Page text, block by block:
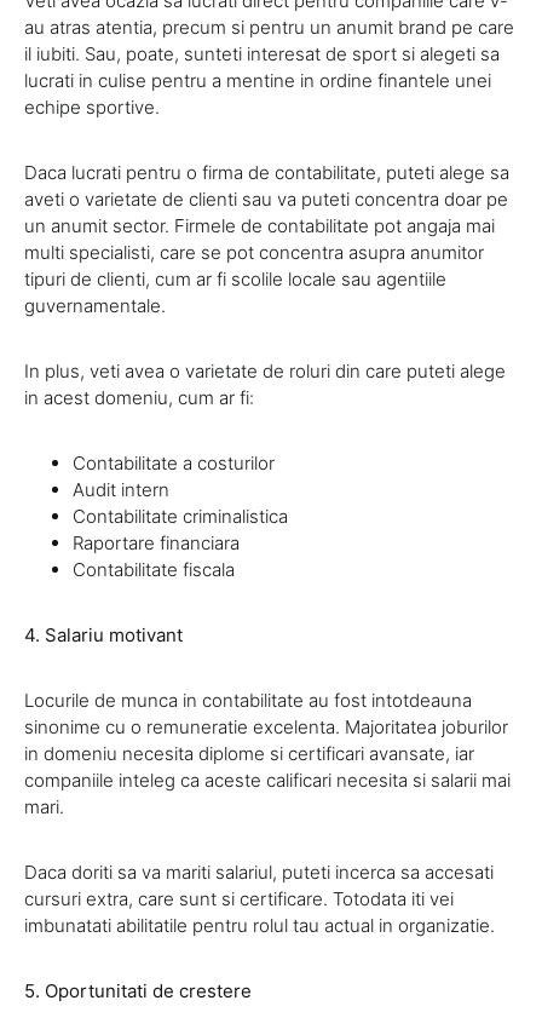
au atras atentia, precum si pentru un anumit brand pe care
il iubiti. Sau, poate, sunteti interesat de sport si alegeti sa
lucrati in culise pentru a mentine in ordine finantele unei
echipe sportive.
Daca lucrati pentru o firma de contabilitate, puteti alege sa
aveti o varietate de clienti sau va puteti concentra doar pe
un anumit sector. Firmele de contabilitate pot angaja mai
multi specialisti, care se pot concentra asupra anumitor
tipuri de clienti, cum ar fi scolile locale sau agentiile
guvernamentale.
In plus, veti avea o varietate de roluri din care puteti alege
in acest domeniu, cum ar fi:
Contabilitate a costurilor
Audit intern
Contabilitate criminalistica
Raportare financiara
Contabilitate fiscala
4. Salariu motivant
Locurile de munca in contabilitate au fost intotdeauna
sinonime cu o remuneratie excelenta. Majoritatea joburilor
in domeniu necesita diplome si certificari avansate, iar
companiile inteleg ca aceste calificari necesita si salarii mai
mari.
Daca doriti sa va mariti salariul, puteti incerca sa accesati
cursuri extra, care sunt si certificare. Totodata iti vei
imbunatati abilitatile pentru rolul tau actual in organizatie.
5. Oportunitati de crestere